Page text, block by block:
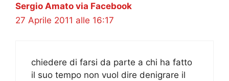
Sergio Amato via Facebook
27 Aprile 2011 alle 16:17
chiedere di farsi da parte a chi ha fatto
il suo tempo non vuol dire denigrare il